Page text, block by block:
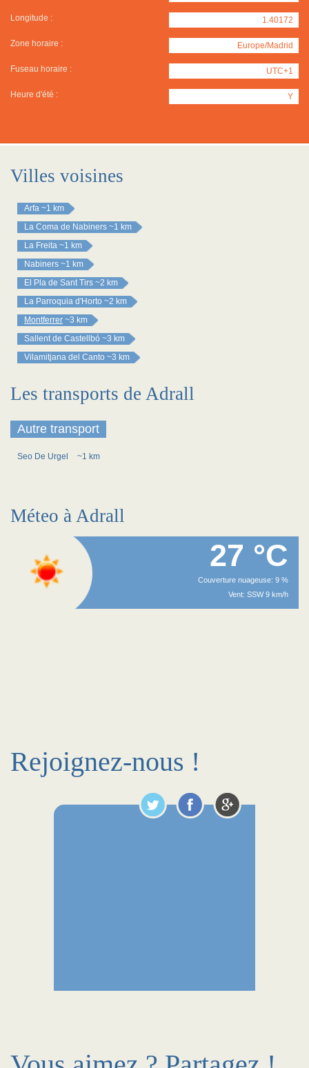
Longitude : 1.40172
Zone horaire : Europe/Madrid
Fuseau horaire : UTC+1
Heure d'été : Y
Villes voisines
Arfa ~1 km
La Coma de Nabiners ~1 km
La Freita ~1 km
Nabiners ~1 km
El Pla de Sant Tirs ~2 km
La Parroquia d'Horto ~2 km
Montferrer ~3 km
Sallent de Castellbó ~3 km
Vilamitjana del Canto ~3 km
Les transports de Adrall
Autre transport
Seo De Urgel ~1 km
Méteo à Adrall
27 °C
Couverture nuageuse: 9 %
Vent: SSW 9 km/h
Rejoignez-nous !